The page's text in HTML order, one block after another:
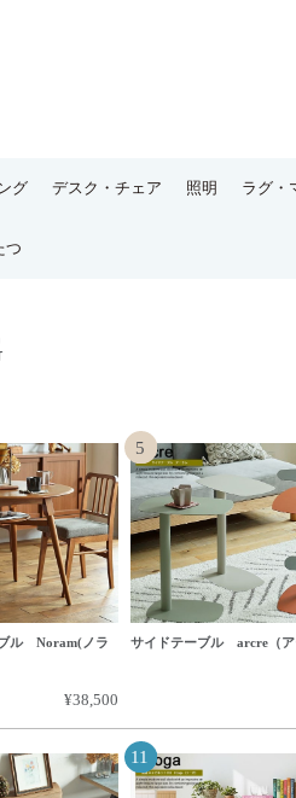
ル Noram(ノラ
¥38,500
サイドテーブル arcre（ア
グ デスク・チェア 照明 ラグ・
つ